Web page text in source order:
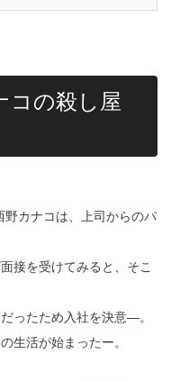
コの殺し屋
カナコは、上司からのパ
接を受けてみると、そこ
ったため入社を決意―。
⽣活が始まったー。